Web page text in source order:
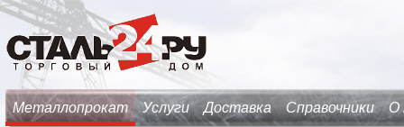
Металлопрокат Услуги Доставка Справочники О